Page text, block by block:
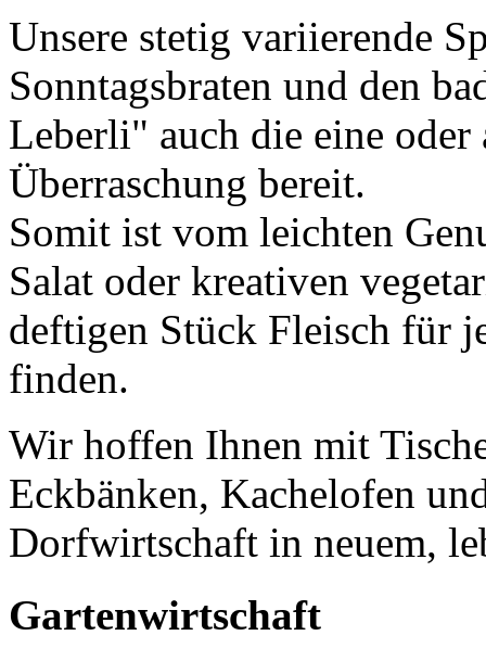
Unsere stetig variierende
Sonntagsbraten und den
Leberli" auch die eine oder
Überraschung bereit.
Somit ist vom leichten
Salat oder kreativen
deftigen Stück Fleisch für
finden.
Wir hoffen Ihnen mit
Eckbänken, Kachelofen
Dorfwirtschaft in neuem,
Gartenwirtschaft